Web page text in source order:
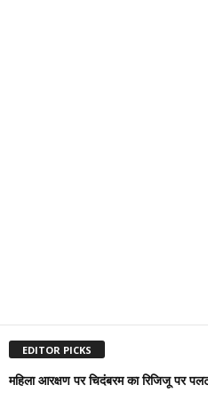
EDITOR PICKS
महिला आरक्षण पर चिदंबरम का रिजिजू पर